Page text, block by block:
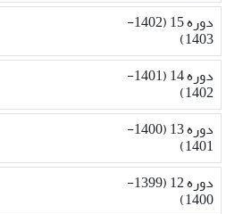
دوره 15 (1402-
1403)
دوره 14 (1401-
1402)
دوره 13 (1400-
1401)
دوره 12 (1399-
1400)